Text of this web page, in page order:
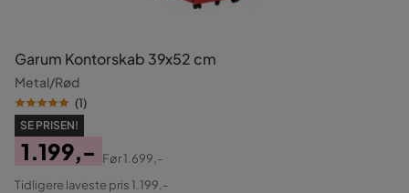
Garum Kontorskab 39x52 cm
Metal/Rød
(1)
SE PRISEN!
Pris
1.199,-
Original
Før1.699,-
Tidligere laveste pris 1.199,-